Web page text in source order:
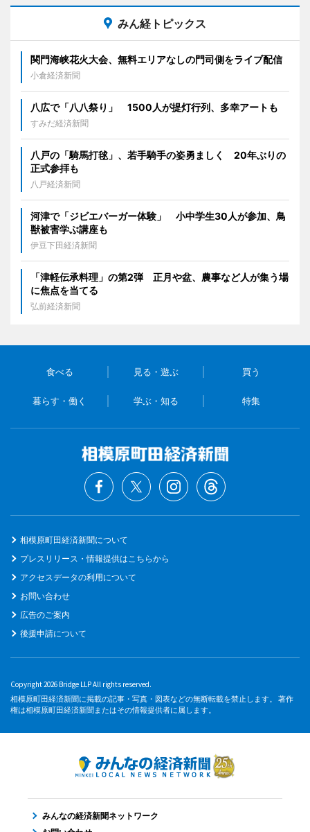
みん経トピックス
関門海峡花火大会、無料エリアなしの門司側をライブ配信
小倉経済新聞
八広で「八八祭り」 1500人が提灯行列、多幸アートも
すみだ経済新聞
八戸の「騎馬打毬」、若手騎手の姿勇ましく 20年ぶりの
正式参拝も
八戸経済新聞
河津で「ジビエバーガー体験」 小中学生30人が参加、鳥
獣被害学ぶ講座も
伊豆下田経済新聞
「津軽伝承料理」の第2弾 正月や盆、農事など人が集う場
に焦点を当てる
弘前経済新聞
食べる 見る・遊ぶ 買う
暮らす・働く 学ぶ・知る 特集
相模原町田経済新聞について
プレスリリース・情報提供はこちらから
アクセスデータの利用について
お問い合わせ
広告のご案内
後援申請について
Copyright 2026 Bridge LLP All rights reserved.
相模原町田経済新聞に掲載の記事・写真・図表などの無断転載を禁止します。 著作
権は相模原町田経済新聞またはその情報提供者に属します。
みんなの経済新聞ネットワーク